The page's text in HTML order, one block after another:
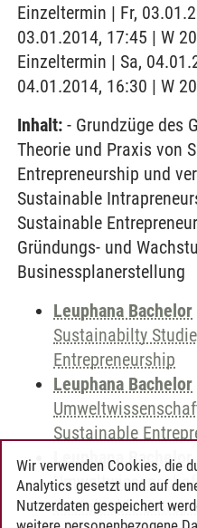
Einzeltermin | Fr,
03.01.2014, 17:45 | W
Einzeltermin | Sa,
04.01.2014, 16:30 | W
Inhalt: - Grundzüge des
Theorie und Praxis von
Entrepreneurship und
Sustainable
Sustainable
Gründungs- und
Businessplanerstellung
Leuphana Bachelor
Sustainabilty
Entrepreneurship
Leuphana Bachelor
Sustainable
Leuphana Bachelor
Sustainable
Wir verwenden Cookies, die
Analytics gesetzt und auf
Nutzerdaten gespeichert